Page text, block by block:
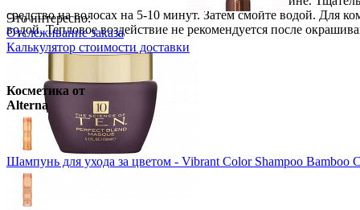
средство на волосах на 5-10 минут. Затем смойте водой. Для
водой. Тепловое воздействие не рекомендуется после
Wella Professionals Крем-
Schwarzkopf Professional
Ожидается
Цены в корзине
Цены в корзине
Это интересно:
Отслеживание заказа
Калькулятор стоимости доставки
Косметика от
Alterna
Шампунь для ухода за цветом - Vibrant Color Shampoo Bamboo